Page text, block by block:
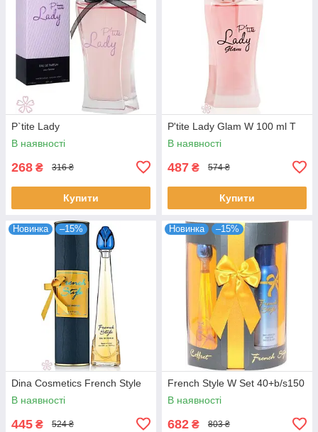
P`tite Lady
В наявності
268 ₴ 316 ₴
Купити
P'tite Lady Glam W 100 ml T
В наявності
487 ₴ 574 ₴
Купити
Новинка –15%
Dina Cosmetics French Style
В наявності
445 ₴ 524 ₴
Новинка –15%
French Style W Set 40+b/s150
В наявності
682 ₴ 803 ₴